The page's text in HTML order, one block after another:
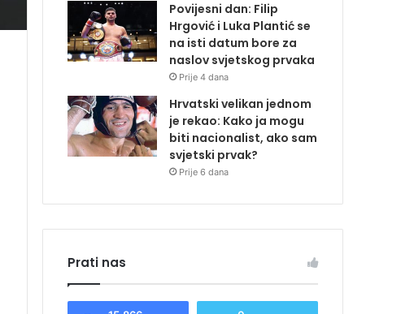
Povijesni dan: Filip
Hrgović i Luka Plantić se
na isti datum bore za
naslov svjetskog prvaka
Prije 4 dana
Hrvatski velikan jednom
je rekao: Kako ja mogu
biti nacionalist, ako sam
svjetski prvak?
Prije 6 dana
Prati nas